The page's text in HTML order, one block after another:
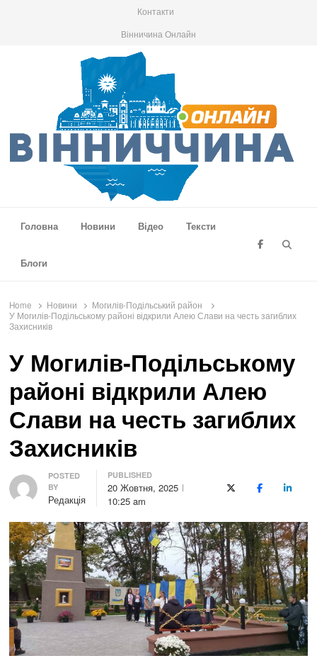
Контакти
Вінничина Онлайн
Головна
Новини Відео Тексти
Блоги
Home Новини
Могилів-Подільський район
У Могилів-Подільському районі відкрили Алею Слави на честь загиблих
Захисників
У Могилів-Подільському
районі відкрили Алею
Слави на честь загиблих
Захисників
Author
POSTED
BY
Редакція
PUBLISHED
20 Жовтня, 2025
10:25 am
X (Twitter)Facebook